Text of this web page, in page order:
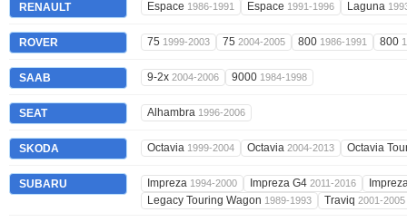
RENAULT Espace 1986-1991 Espace 1991-1996 Laguna
ROVER 75 1999-2003 75 2004-2005 800 1986-1991 800
SAAB 9-2x 2004-2006 9000 1984-1998
SEAT Alhambra 1996-2006
SKODA Octavia 1999-2004 Octavia 2004-2013 Octavia
SUBARU Impreza 1994-2000 Impreza G4 2011-2016
Legacy Touring Wagon 1989-1993 Traviq 2001-2005